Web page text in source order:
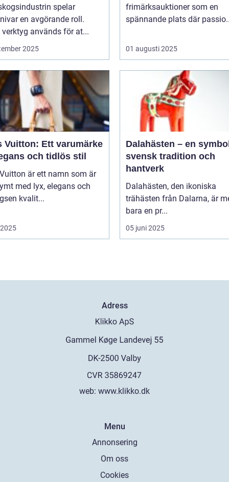
spelar
en avgörande roll.
verktyg används för at...
2025
frimärksauktioner som en
spännande plats där
01 augusti 2025
Vuitton: Ett varumärke
och tidlös stil
är ett namn som är
med lyx, elegans och
kvalit...
Dalahästen – en
svensk tradition och
hantverk
Dalahästen, den ikoniska
trähästen från Dalarna, är
bara en pr...
05 juni 2025
Adress
web: www.klikko.dk
Menu
Annonsering
Om oss
Cookies